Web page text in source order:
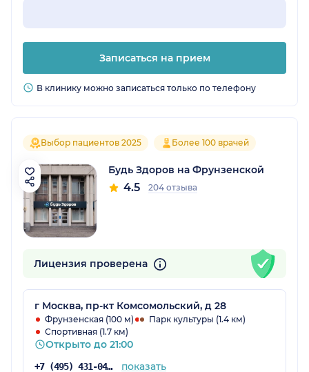
Записаться на прием
В клинику можно записаться только по телефону
Выбор пациентов 2025 Более 100 врачей
Будь Здоров на Фрунзенской
4.5 204 отзыва
Лицензия проверена
г Москва, пр-кт Комсомольский, д 28
Фрунзенская (100 м)
Парк культуры (1.4 км)
Спортивная (1.7 км)
Открыто до 21:00
+7 (495) 431-04-73 показать